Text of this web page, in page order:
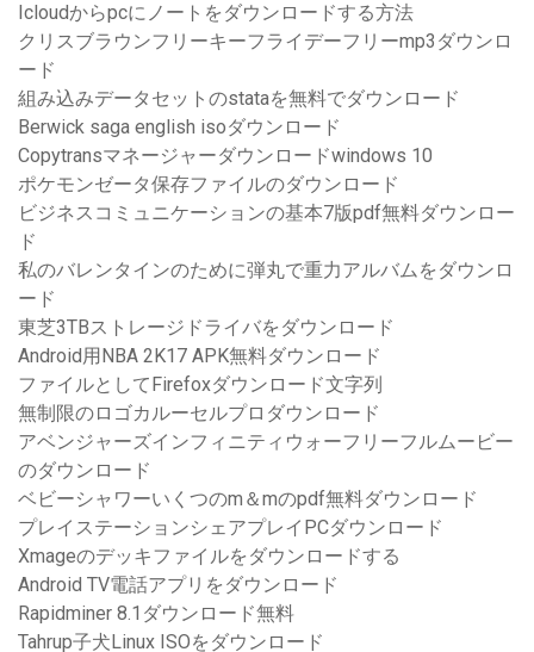
Icloudからpcにノートをダウンロードする方法
クリスブラウンフリーキーフライデーフリーmp3ダウンロ
ード
組み込みデータセットのstataを無料でダウンロード
Berwick saga english isoダウンロード
Copytransマネージャーダウンロードwindows 10
ポケモンゼータ保存ファイルのダウンロード
ビジネスコミュニケーションの基本7版pdf無料ダウンロー
ド
私のバレンタインのために弾丸で重力アルバムをダウンロ
ード
東芝3TBストレージドライバをダウンロード
Android用NBA 2K17 APK無料ダウンロード
ファイルとしてFirefoxダウンロード文字列
無制限のロゴカルーセルプロダウンロード
アベンジャーズインフィニティウォーフリーフルムービー
のダウンロード
ベビーシャワーいくつのm＆mのpdf無料ダウンロード
プレイステーションシェアプレイPCダウンロード
Xmageのデッキファイルをダウンロードする
Android TV電話アプリをダウンロード
Rapidminer 8.1ダウンロード無料
Tahrup子犬Linux ISOをダウンロード